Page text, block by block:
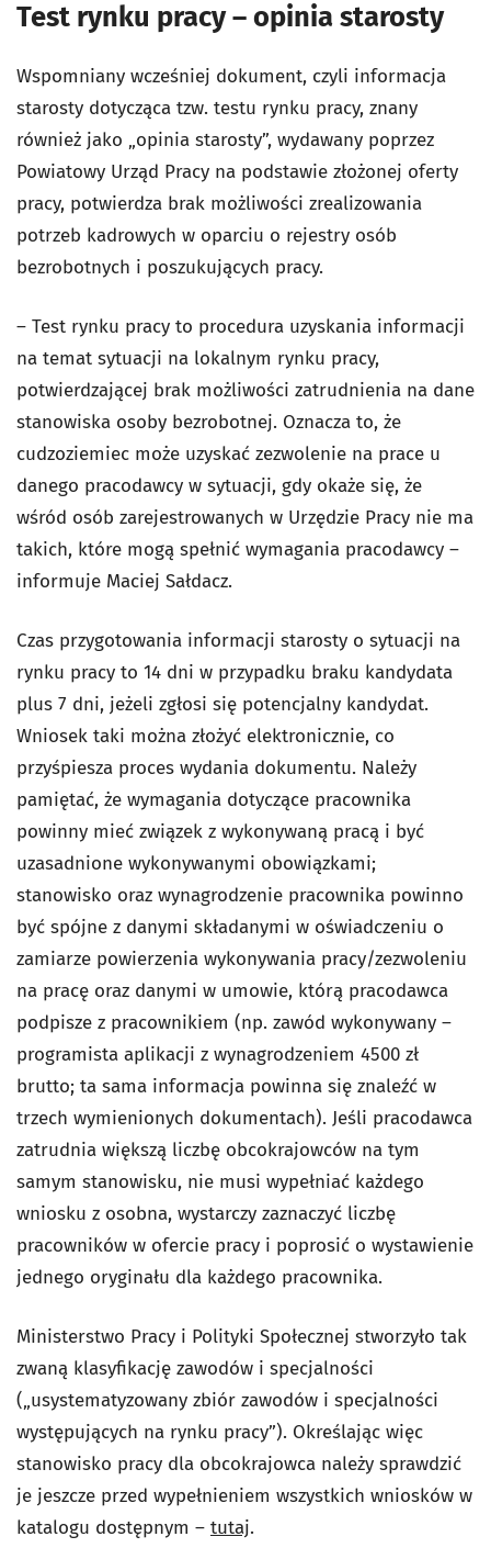
Test rynku pracy – opinia starosty
Wspomniany wcześniej dokument, czyli informacja
starosty dotycząca tzw. testu rynku pracy, znany
również jako „opinia starosty”, wydawany poprzez
Powiatowy Urząd Pracy na podstawie złożonej oferty
pracy, potwierdza brak możliwości zrealizowania
potrzeb kadrowych w oparciu o rejestry osób
bezrobotnych i poszukujących pracy.
– Test rynku pracy to procedura uzyskania informacji
na temat sytuacji na lokalnym rynku pracy,
potwierdzającej brak możliwości zatrudnienia na dane
stanowiska osoby bezrobotnej. Oznacza to, że
cudzoziemiec może uzyskać zezwolenie na prace u
danego pracodawcy w sytuacji, gdy okaże się, że
wśród osób zarejestrowanych w Urzędzie Pracy nie ma
takich, które mogą spełnić wymagania pracodawcy –
informuje Maciej Sałdacz.
Czas przygotowania informacji starosty o sytuacji na
rynku pracy to 14 dni w przypadku braku kandydata
plus 7 dni, jeżeli zgłosi się potencjalny kandydat.
Wniosek taki można złożyć elektronicznie, co
przyśpiesza proces wydania dokumentu. Należy
pamiętać, że wymagania dotyczące pracownika
powinny mieć związek z wykonywaną pracą i być
uzasadnione wykonywanymi obowiązkami;
stanowisko oraz wynagrodzenie pracownika powinno
być spójne z danymi składanymi w oświadczeniu o
zamiarze powierzenia wykonywania pracy/zezwoleniu
na pracę oraz danymi w umowie, którą pracodawca
podpisze z pracownikiem (np. zawód wykonywany –
programista aplikacji z wynagrodzeniem 4500 zł
brutto; ta sama informacja powinna się znaleźć w
trzech wymienionych dokumentach). Jeśli pracodawca
zatrudnia większą liczbę obcokrajowców na tym
samym stanowisku, nie musi wypełniać każdego
wniosku z osobna, wystarczy zaznaczyć liczbę
pracowników w ofercie pracy i poprosić o wystawienie
jednego oryginału dla każdego pracownika.
Ministerstwo Pracy i Polityki Społecznej stworzyło tak
zwaną klasyfikację zawodów i specjalności
(„usystematyzowany zbiór zawodów i specjalności
występujących na rynku pracy”). Określając więc
stanowisko pracy dla obcokrajowca należy sprawdzić
je jeszcze przed wypełnieniem wszystkich wniosków w
katalogu dostępnym – tutaj.